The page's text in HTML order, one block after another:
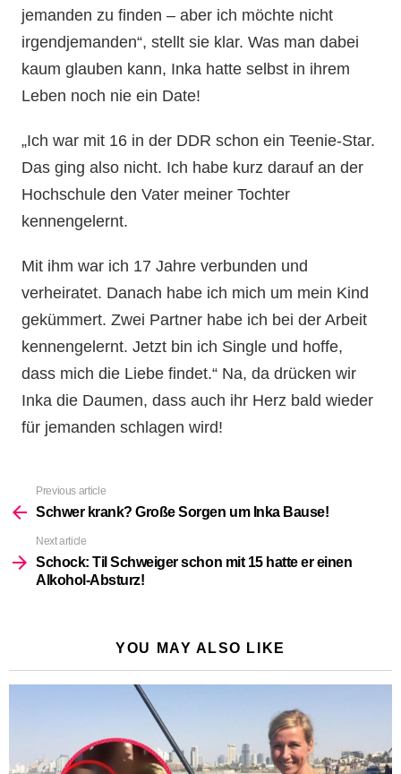
jemanden zu finden – aber ich möchte nicht
irgendjemanden“, stellt sie klar. Was man dabei
kaum glauben kann, Inka hatte selbst in ihrem
Leben noch nie ein Date!
„Ich war mit 16 in der DDR schon ein Teenie-Star.
Das ging also nicht. Ich habe kurz darauf an der
Hochschule den Vater meiner Tochter
kennengelernt.
Mit ihm war ich 17 Jahre verbunden und
verheiratet. Danach habe ich mich um mein Kind
gekümmert. Zwei Partner habe ich bei der Arbeit
kennengelernt. Jetzt bin ich Single und hoffe,
dass mich die Liebe findet.“ Na, da drücken wir
Inka die Daumen, dass auch ihr Herz bald wieder
für jemanden schlagen wird!
more
Previous article
Schwer krank? Große Sorgen um Inka Bause!
Next article
Schock: Til Schweiger schon mit 15 hatte er einen
Alkohol-Absturz!
YOU MAY ALSO LIKE